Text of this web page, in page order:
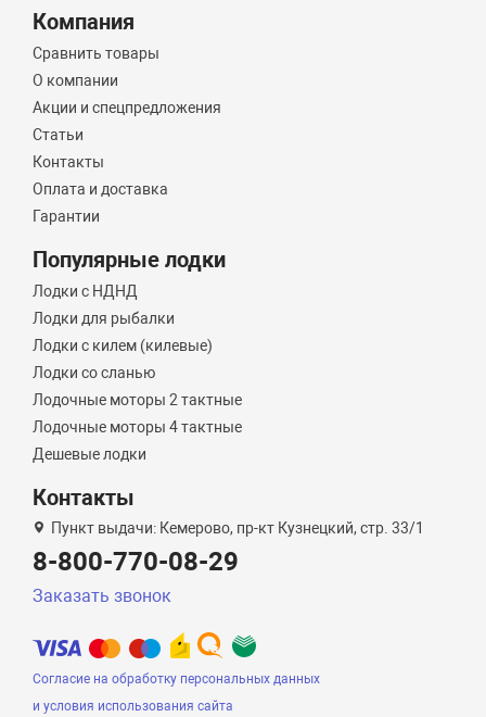
Компания
Сравнить товары
О компании
Акции и спецпредложения
Статьи
Контакты
Оплата и доставка
Гарантии
Популярные лодки
Лодки с НДНД
Лодки для рыбалки
Лодки с килем (килевые)
Лодки со сланью
Лодочные моторы 2 тактные
Лодочные моторы 4 тактные
Дешевые лодки
Контакты
Пункт выдачи: Кемерово, пр-кт Кузнецкий, стр. 33/1
8-800-770-08-29
Заказать звонок
Согласие на обработку персональных данных
и условия использования сайта